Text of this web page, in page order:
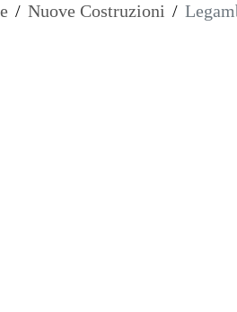
/ Nuove Costruzioni /